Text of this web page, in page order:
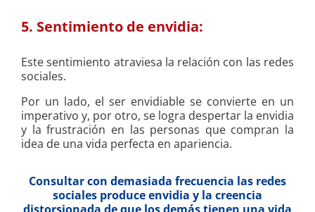
5. Sentimiento de envidia:
Este sentimiento atraviesa la relación con las redes
sociales.
Por un lado, el ser envidiable se convierte en un
imperativo y, por otro, se logra despertar la envidia
y la frustración en las personas que compran la
idea de una vida perfecta en apariencia.
Consultar con demasiada frecuencia las redes
sociales produce envidia y la creencia
distorsionada de que los demás tienen una vida